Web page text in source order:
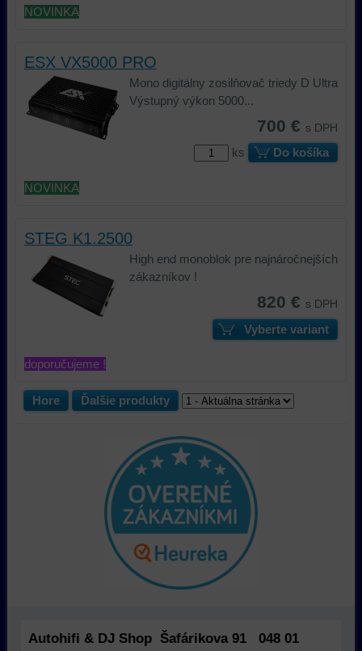
NOVINKA
ESX VX5000 PRO
Mono digitálny zosilňovač triedy D Ultra
Výstupný výkon 5000...
700 € s DPH
ks Do košíka
NOVINKA
STEG K1.2500
High end monoblok pre najnáročnejších
zákazníkov !
820 € s DPH
Vyberte variant
doporučujeme !
Hore Ďalšie produkty
Autohifi & DJ Shop Šafárikova 91 048 01